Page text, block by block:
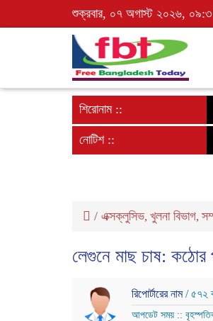
শুক্রবার, ০৭ অগাস্ট ২০২৬,
শিরোনাম ::
নোটিশ ::
/ এক্সক্লুসিভ, খুলনা বিভাগ,
লেগুনে মাছ চাষ: কঠোর
রিপোর্টারের নাম/ ৫৭২
আপডেট সময় ::